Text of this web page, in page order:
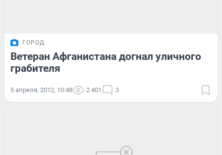
ГОРОД
Ветеран Афганистана догнал уличного
грабителя
5 апреля, 2012, 10:48 2 401 3